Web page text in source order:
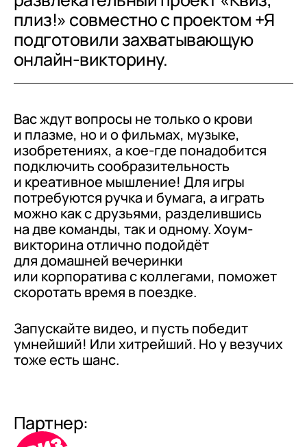
плиз!» совместно с проектом +Я
подготовили захватывающую
онлайн-викторину.
Вас ждут вопросы не только о крови
и плазме, но и о фильмах, музыке,
изобретениях, а кое‑где понадобится
подключить сообразительность
и креативное мышление! Для игры
потребуются ручка и бумага, а играть
можно как с друзьями, разделившись
на две команды, так и одному. Хоум-
викторина отлично подойдёт
для домашней вечеринки
или корпоратива с коллегами, поможет
скоротать время в поездке.
Запускайте видео, и пусть победит
умнейший! Или хитрейший. Но у везучих
тоже есть шанс.
Партнер: